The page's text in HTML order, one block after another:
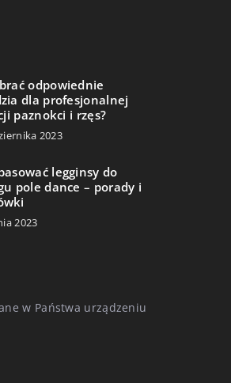
odpowiednie
dla profesjonalnej
paznokci i rzęs?
2023
legginsy do
pole dance – porady i
2023
w Państwa urządzeniu